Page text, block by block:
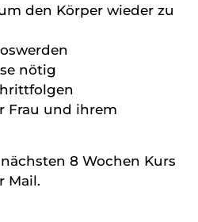
den Körper wieder zu
nötig
Frau und ihrem
8 Wochen Kurs
Mail.